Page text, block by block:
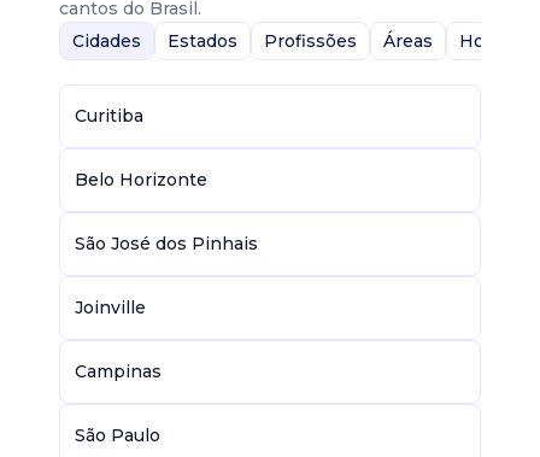
cantos do Brasil.
Cidades
Estados Profissões Áreas Home-
Curitiba
Belo Horizonte
São José dos Pinhais
Joinville
Campinas
São Paulo